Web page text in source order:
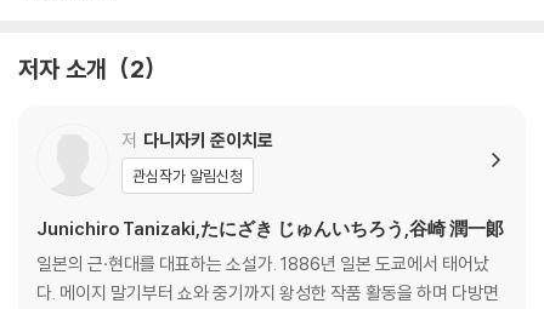
저자 소개 2
저 다니자키 준이치로
관심작가 알림신청
Junichiro Tanizaki,たにざき じゅんいちろう,谷崎 潤一郞
일본의 근·현대를 대표하는 소설가. 1886년 일본 도쿄에서 태어났
다. 메이지 말기부터 쇼와 중기까지 왕성한 작품 활동을 하며 다방면